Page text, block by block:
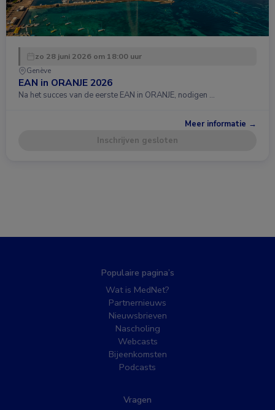
zo 28 juni 2026 om 18:00 uur
Genève
EAN in ORANJE 2026
Na het succes van de eerste EAN in ORANJE, nodigen …
Meer informatie →
Inschrijven gesloten
Populaire pagina’s
Wat is MedNet?
Partnernieuws
Nieuwsbrieven
Nascholing
Webcasts
Bijeenkomsten
Podcasts
Vragen